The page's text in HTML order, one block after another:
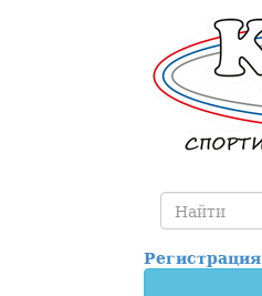
Регистрация